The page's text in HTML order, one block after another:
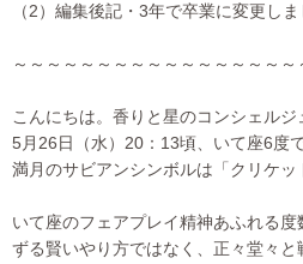
（2）編集後記・3年で卒業に変更しま
～～～～～～～～～～～～～～～～～
こんにちは。香りと星のコンシェルジ
5月26日（水）20：13頃、いて座6度
満月のサビアンシンボルは「クリケッ
いて座のフェアプレイ精神あふれる度
ずる賢いやり方ではなく、正々堂々と